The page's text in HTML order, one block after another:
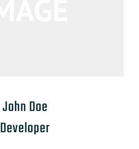
John Doe
Developer